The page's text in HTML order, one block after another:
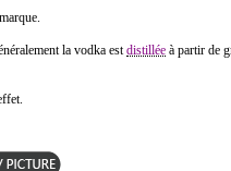
la vodka est distillée à partir de